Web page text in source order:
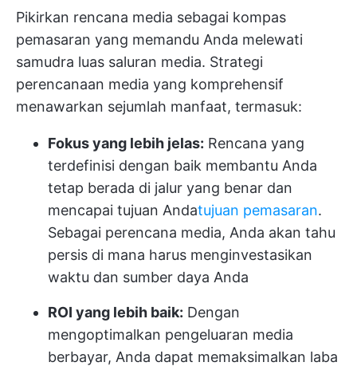
Pikirkan rencana media sebagai kompas
pemasaran yang memandu Anda melewati
samudra luas saluran media. Strategi
perencanaan media yang komprehensif
menawarkan sejumlah manfaat, termasuk:
Fokus yang lebih jelas: Rencana yang
terdefinisi dengan baik membantu Anda
tetap berada di jalur yang benar dan
mencapai tujuan Andatujuan pemasaran.
Sebagai perencana media, Anda akan tahu
persis di mana harus menginvestasikan
waktu dan sumber daya Anda
ROI yang lebih baik: Dengan
mengoptimalkan pengeluaran media
berbayar, Anda dapat memaksimalkan laba